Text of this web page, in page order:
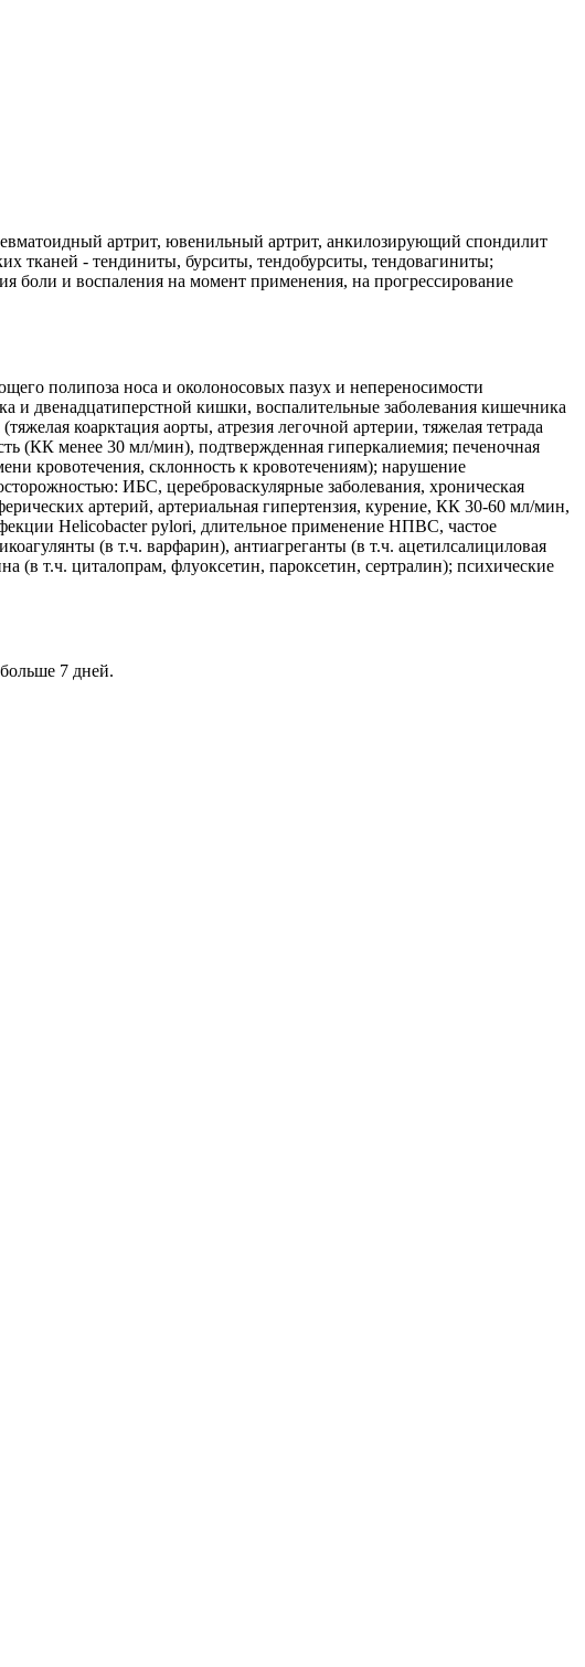
артрит, ювенильный артрит, анкилозирующий спондилит
тканей - тендиниты, бурситы, тендобурситы, тендовагиниты;
боли и воспаления на момент применения, на прогрессирование
полипоза носа и околоносовых пазух и непереносимости
двенадцатиперстной кишки, воспалительные заболевания кишечника
коарктация аорты, атрезия легочной артерии, тяжелая тетрада
(КК менее 30 мл/мин), подтвержденная гиперкалиемия; печеночная
кровотечения, склонность к кровотечениям); нарушение
ИБС, цереброваскулярные заболевания, хроническая
артерий, артериальная гипертензия, курение, КК 30-60 мл/мин,
Helicobacter pylori, длительное применение НПВС, частое
(в т.ч. варфарин), антиагреганты (в т.ч. ацетилсалициловая
(в т.ч. циталопрам, флуоксетин, пароксетин, сертралин); психические
7 дней.